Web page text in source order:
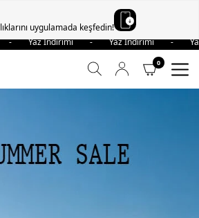
Yaz İndirimi - Yaz İndirimi
0
uygulamada keşfedin!